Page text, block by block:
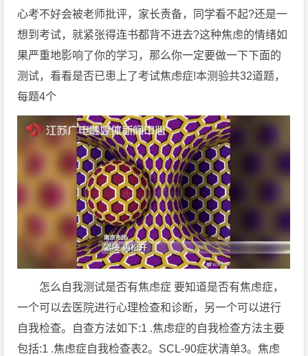
心考不好会被老师批评，家长责备，同学看不起?还是一
想到考试，就紧张得连书都背不进去?这种焦虑的情绪如
果严重地影响了你的学习，那么你一定要做一下下面的
测试，看看是否已患上了考试焦虑症!本测验共32道题，
每题4个
怎么自我测试是否有焦虑症 要知道是否有焦虑症，
一个可以去医院进行心理检查和诊断，另一个可以进行
自我检查。自查方法如下:1 .焦虑症的自我检查方法主要
包括:1 .焦虑症自我检查表2。SCL-90症状清单3。焦虑